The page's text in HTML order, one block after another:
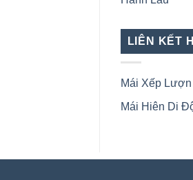
LIÊN KẾT
Mái Xếp
Mái Hiên Di